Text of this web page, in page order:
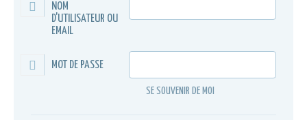
NOM
D'UTILISATEUR OU
EMAIL
MOT DE PASSE
SE SOUVENIR DE MOI